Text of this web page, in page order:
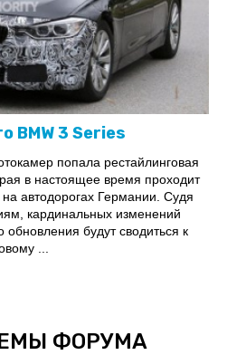
BMW 3 Series
попала рестайлинговая
в настоящее время проходит
автодорогах Германии. Судя
кардинальных изменений
обновления будут сводиться к
...
ФОРУМА